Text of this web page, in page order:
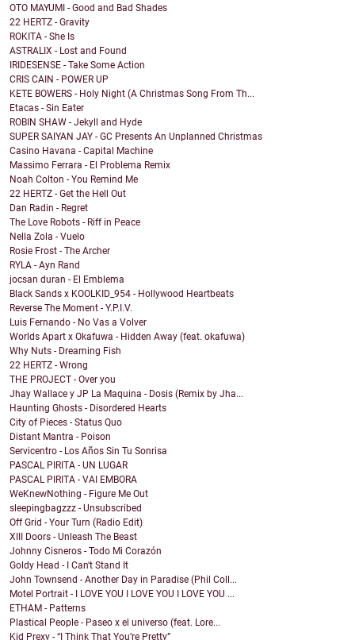
OTO MAYUMI - Good and Bad Shades
22 HERTZ - Gravity
ROKITA - She Is
ASTRALIX - Lost and Found
IRIDESENSE - Take Some Action
CRIS CAIN - POWER UP
KETE BOWERS - Holy Night (A Christmas Song From Th...
Etacas - Sin Eater
ROBIN SHAW - Jekyll and Hyde
SUPER SAIYAN JAY - GC Presents An Unplanned Christmas
Casino Havana - Capital Machine
Massimo Ferrara - El Problema Remix
Noah Colton - You Remind Me
22 HERTZ - Get the Hell Out
Dan Radin - Regret
The Love Robots - Riff in Peace
Nella Zola - Vuelo
Rosie Frost - The Archer
RYLA - Ayn Rand
jocsan duran - El Emblema
Black Sands x KOOLKID_954 - Hollywood Heartbeats
Reverse The Moment - Y.P.I.V.
Luis Fernando - No Vas a Volver
Worlds Apart x Okafuwa - Hidden Away (feat. okafuwa)
Why Nuts - Dreaming Fish
22 HERTZ - Wrong
THE PROJECT - Over you
Jhay Wallace y JP La Maquina - Dosis (Remix by Jha...
Haunting Ghosts - Disordered Hearts
City of Pieces - Status Quo
Distant Mantra - Poison
Servicentro - Los Años Sin Tu Sonrisa
PASCAL PIRITA - UN LUGAR
PASCAL PIRITA - VAI EMBORA
WeKnewNothing - Figure Me Out
sleepingbagzzz - Unsubscribed
Off Grid - Your Turn (Radio Edit)
XIII Doors - Unleash The Beast
Johnny Cisneros - Todo Mi Corazón
Goldy Head - I Can't Stand It
John Townsend - Another Day in Paradise (Phil Coll...
Motel Portrait - I LOVE YOU I LOVE YOU I LOVE YOU ...
ETHAM - Patterns
Plastical People - Paseo x el universo (feat. Lore...
Kid Prexy - “I Think That You’re Pretty”